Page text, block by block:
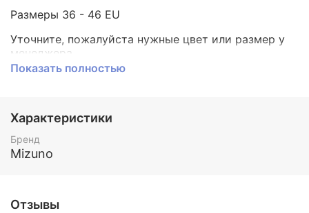
Размеры 36 - 46 EU
Уточните, пожалуйста нужные цвет или размер у
менеджера.
Показать полностью
Характеристики
Бренд
Mizuno
Отзывы